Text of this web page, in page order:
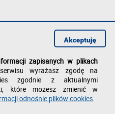
zapisanych w plikach
wyrażasz zgodę na
zgodnie z aktualnymi
które możesz zmienić w
odnośnie plików cookies.
Akceptuję